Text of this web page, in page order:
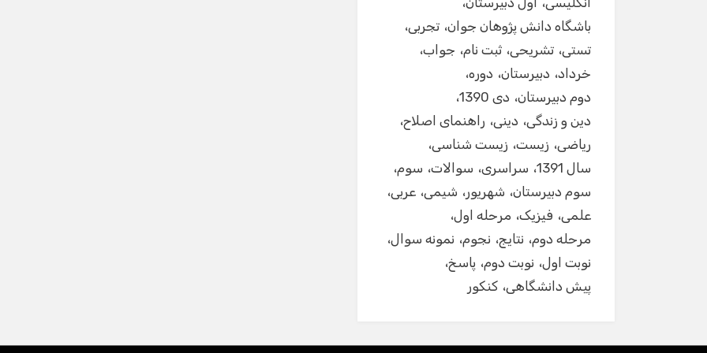
باشگاه دانش پژوهان جوان تجربی
تستی تشریحی ثبت نام جواب
خرداد دبیرستان دوره
دوم دبیرستان دی 1390
دین و زندگی دینی راهنمای اصلاح
ریاضی زیست زیست شناسی
سال 1391
سراسری سوالات سوم
سوم دبیرستان شهریور شیمی عربی
علمی فیزیک مرحله اول
مرحله دوم نتایج نجوم نمونه سوال
نوبت اول نوبت دوم پاسخ
پیش دانشگاهی کنکور